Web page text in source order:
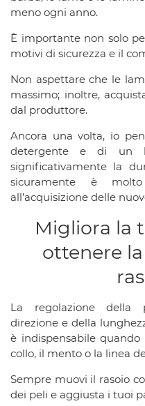
meno ogni anno.
È importante non solo
motivi di sicurezza e il
Non aspettare che le
massimo; inoltre,
dal produttore.
Ancora una volta, io
detergente e di un
significativamente la
sicuramente è
all’acquisizione delle
Migliora la
ottenere
La regolazione della
direzione e della
è indispensabile
collo, il mento o la linea
Sempre muovi il rasoio
dei peli e aggiusta i tuoi